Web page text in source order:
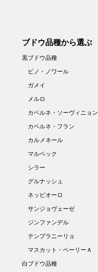
ブドウ品種から選ぶ
黒ブドウ品種
ピノ・ノワール
ガメイ
メルロ
カベルネ・ソーヴィニョン
カベルネ・フラン
カルメネール
マルベック
シラー
グルナッシュ
ネッビオーロ
サンジョヴェーゼ
ジンファンデル
テンプラニーリョ
マスカット・ベーリーＡ
白ブドウ品種